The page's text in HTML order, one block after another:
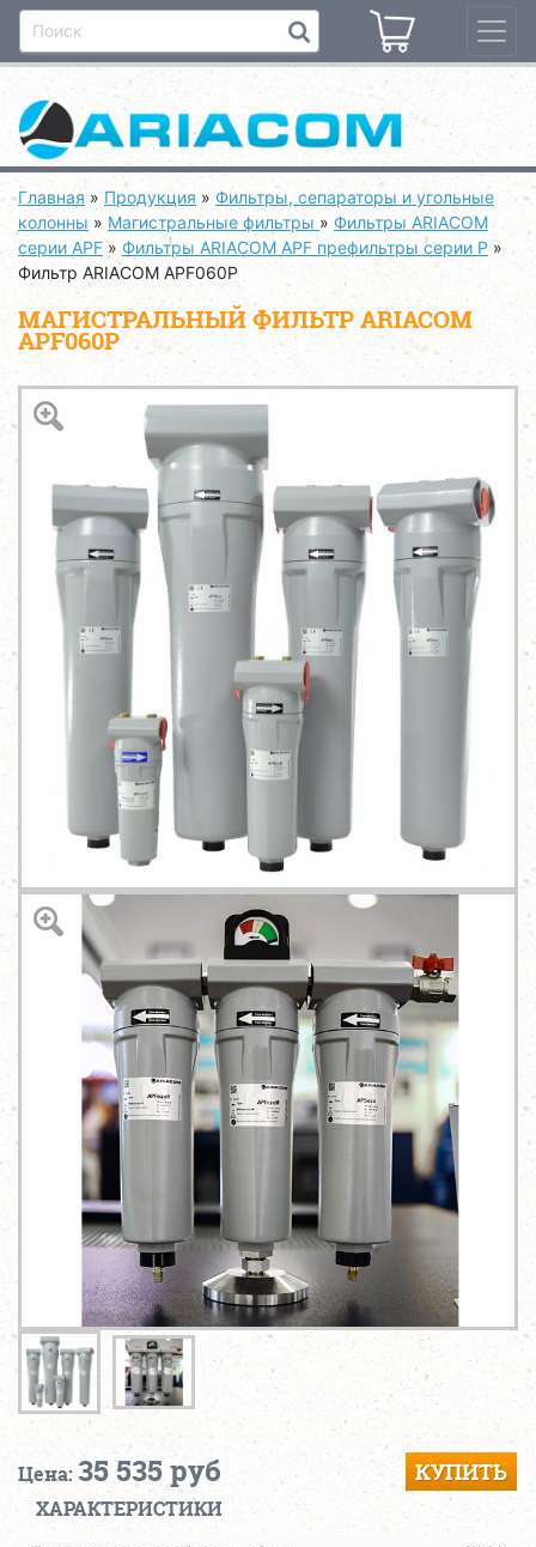
Главная » Продукция » Фильтры, сепараторы и угольные
колонны » Магистральные фильтры » Фильтры ARIACOM
серии APF » Фильтры ARIACOM APF префильтры серии P »
Фильтр ARIACOM APF060P
МАГИСТРАЛЬНЫЙ ФИЛЬТР ARIACOM
APF060P
Цена: 35 535 руб КУПИТЬ
ХАРАКТЕРИСТИКИ